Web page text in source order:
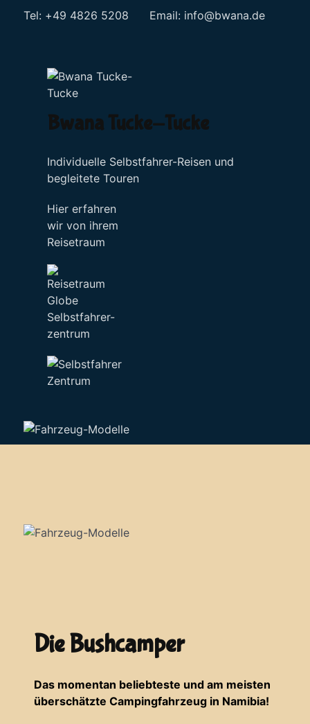
Tel: +49 4826 5208 Email: info@bwana.de
Bwana Tucke-Tucke
Individuelle Selbstfahrer-Reisen und
begleitete Touren
Hier erfahren
wir von ihrem
Reisetraum
Selbstfahrer-
zentrum
Die Bushcamper
Das momentan beliebteste und am meisten
überschätzte Campingfahrzeug in Namibia!